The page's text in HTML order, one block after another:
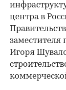
центра в
заместителя
Игоря